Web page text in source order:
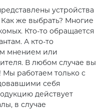
устройства
же выбрать? Многие
Кто-то обращается
А кто-то
мнением или
В любом случае вы
работаем только с
себя
действует
в случае